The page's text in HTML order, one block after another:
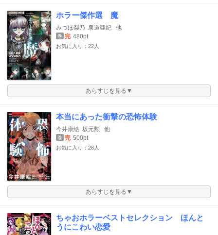
ホラー傑作選 魔
みづほ梨乃 泉道亜紀 他
巻 完 480pt
お気に入り：22人
あらすじを見る▼
本当にあった衝撃の恐怖体験
今井康絵 坂元勲 他
巻 完 500pt
お気に入り：28人
あらすじを見る▼
ちゃおホラーベストセレクション ほんと
うにこわい恋愛